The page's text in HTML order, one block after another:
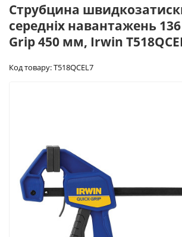
Струбцина
середніх навантажень
Grip 450 мм, Irwin
Код товару: T518QCEL7